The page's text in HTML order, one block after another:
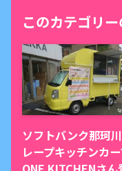
このカテゴリ
ソフトバンク那珂
レープキッチンカ